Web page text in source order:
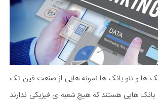
ها و نئو بانک ها نمونه هایی از صنعت فین تک
بانک هایی هستند که هیچ شعبه ی فیزیکی ندارند